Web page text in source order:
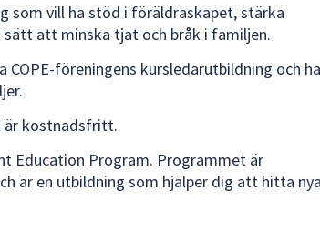
som vill ha stöd i föräldraskapet, stärka
att minska tjat och bråk i familjen.
COPE-föreningens kursledarutbildning och
är kostnadsfritt.
Education Program. Programmet är
är en utbildning som hjälper dig att hitta nya